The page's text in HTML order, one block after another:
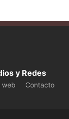
y Redes
web
Contacto